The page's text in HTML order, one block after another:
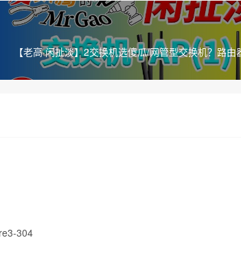
【老高·闲扯淡】2交换机选傻瓜/网管型交换机？路由
304